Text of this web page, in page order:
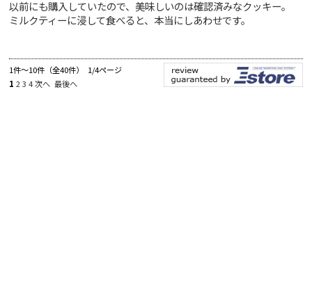
以前にも購入していたので、美味しいのは確認済みなクッキー。
ミルクティーに浸して食べると、本当にしあわせです。
1件～10件（全40件） 1/4ページ
1 2 3 4 次へ 最後へ